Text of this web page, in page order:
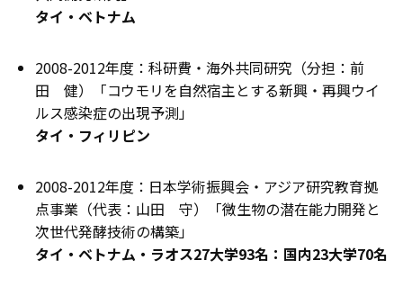
タイ・ベトナム
2008-2012年度：科研費・海外共同研究（分担：前
田 健）「コウモリを自然宿主とする新興・再興ウイ
ルス感染症の出現予測」
タイ・フィリピン
2008-2012年度：日本学術振興会・アジア研究教育拠
点事業（代表：山田 守）「微生物の潜在能力開発と
次世代発酵技術の構築」
タイ・ベトナム・ラオス27大学93名：国内23大学70名